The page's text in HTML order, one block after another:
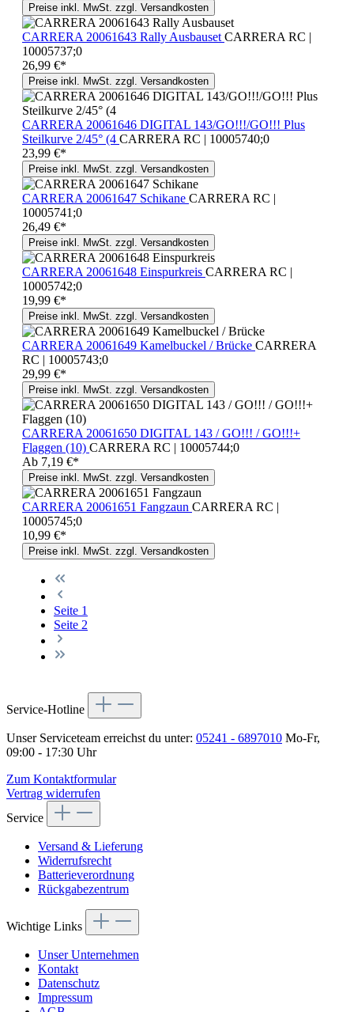
Preise inkl. MwSt. zzgl. Versandkosten
CARRERA 20061643 Rally Ausbauset CARRERA RC |
10005737;0
26,99 €*
Preise inkl. MwSt. zzgl. Versandkosten
CARRERA 20061646 DIGITAL 143/GO!!!/GO!!! Plus
Steilkurve 2/45° (4 CARRERA RC | 10005740;0
23,99 €*
Preise inkl. MwSt. zzgl. Versandkosten
CARRERA 20061647 Schikane CARRERA RC |
10005741;0
26,49 €*
Preise inkl. MwSt. zzgl. Versandkosten
CARRERA 20061648 Einspurkreis CARRERA RC |
10005742;0
19,99 €*
Preise inkl. MwSt. zzgl. Versandkosten
CARRERA 20061649 Kamelbuckel / Brücke CARRERA
RC | 10005743;0
29,99 €*
Preise inkl. MwSt. zzgl. Versandkosten
CARRERA 20061650 DIGITAL 143 / GO!!! / GO!!!+
Flaggen (10) CARRERA RC | 10005744;0
Ab 7,19 €*
Preise inkl. MwSt. zzgl. Versandkosten
CARRERA 20061651 Fangzaun CARRERA RC |
10005745;0
10,99 €*
Preise inkl. MwSt. zzgl. Versandkosten
Seite 1
Seite 2
Service-Hotline
Unser Serviceteam erreichst du unter: 05241 - 6897010 Mo-Fr,
09:00 - 17:30 Uhr
Zum Kontaktformular
Vertrag widerrufen
Service
Versand & Lieferung
Widerrufsrecht
Batterieverordnung
Rückgabezentrum
Wichtige Links
Unser Unternehmen
Kontakt
Datenschutz
Impressum